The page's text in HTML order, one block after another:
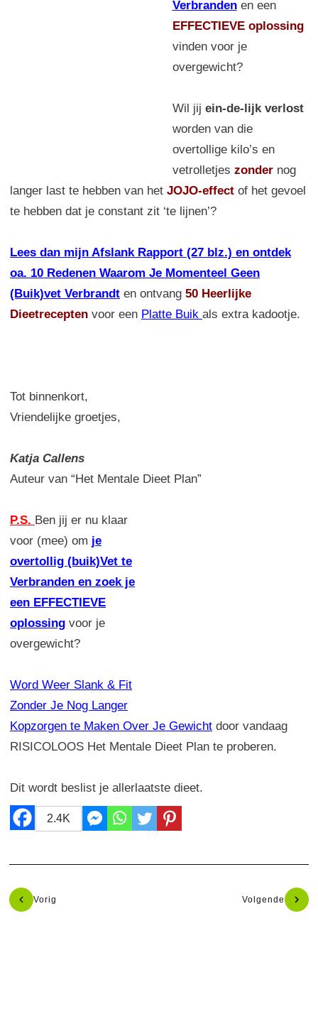
Verbranden en een
EFFECTIEVE oplossing
vinden voor je
overgewicht?
Wil jij ein-de-lijk verlost
worden van die
overtollige kilo’s en
vetrolletjes zondernog
langer last te hebben van het JOJO-effect of het gevoel
te hebben dat je constant zit ‘te lijnen’?
Lees dan mijn Afslank Rapport (27 blz.) en ontdek
oa. 10 Redenen Waarom Je Momenteel Geen
(Buik)vet Verbrandt en ontvang 50 Heerlijke
Dieetrecepten voor een Platte Buik als extra kadootje.
Tot binnenkort,
Vriendelijke groetjes,
Katja Callens
Auteur van “Het Mentale Dieet Plan”
P.S. Ben jij er nu klaar
voor (mee) om je
overtollig (buik)Vet te
Verbranden en zoek je
een EFFECTIEVE
oplossing voor je
overgewicht?
Word Weer Slank & Fit
Zonder Je Nog Langer
Kopzorgen te Maken Over Je Gewicht door vandaag
RISICOLOOS Het Mentale Dieet Plan te proberen.
Dit wordt beslist je allerlaatste dieet.
2.4K
Vorig Volgende